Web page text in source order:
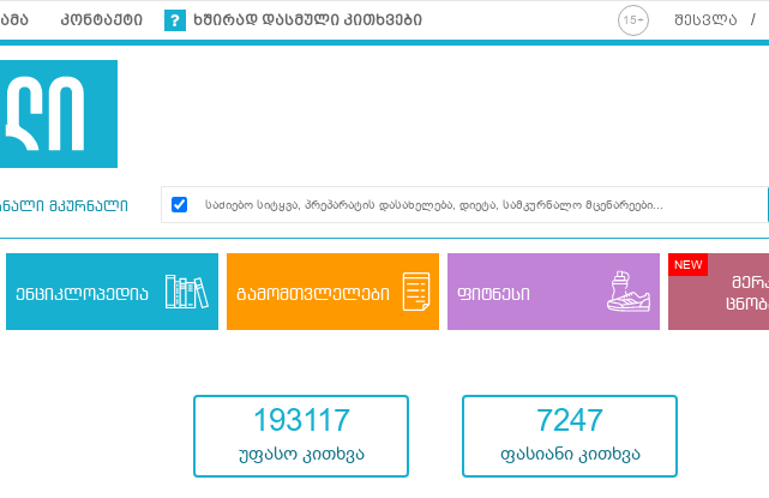
კონტაქტი ხშირად დასმული კითხვები შესვლა
მკურნალი
ენციკლოპედია გამომთვლელები ფიტნესი
193117
უფასო კითხვა
7247
ფასიანი კითხვა